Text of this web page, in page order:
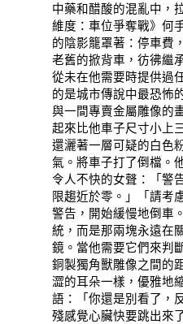
中藥和醋酸的混亂中，
維度：車位爭奪戰》何
的陰影籠罩著：停車費
老舊的掀背車，彷彿繼
從未在他需要時提供過
的是城市傳說中最恐怖
與一間專賣金屬雕像的
起來比他車子尺寸小上
還灑著一層可疑的白色
氣。將車子打了倒檔。
令人不快的女聲：「警
限趨近於零。」「請考
警告，開始緩慢地倒車
統，而是那兩塊永遠在
鏡。當他需要它們來判
銅製獨角獸雕像之間的
澀的耳朵一樣，優雅地
語：「你還是別看了，
殘感覺心臟快要跳出來